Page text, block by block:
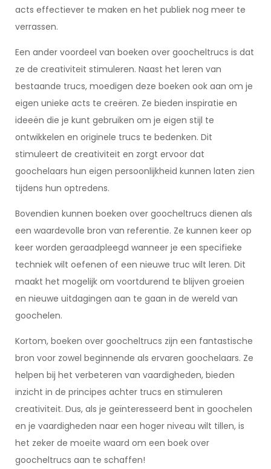
acts effectiever te maken en het publiek nog meer te
verrassen.
Een ander voordeel van boeken over goocheltrucs is dat
ze de creativiteit stimuleren. Naast het leren van
bestaande trucs, moedigen deze boeken ook aan om je
eigen unieke acts te creëren. Ze bieden inspiratie en
ideeën die je kunt gebruiken om je eigen stijl te
ontwikkelen en originele trucs te bedenken. Dit
stimuleert de creativiteit en zorgt ervoor dat
goochelaars hun eigen persoonlijkheid kunnen laten zien
tijdens hun optredens.
Bovendien kunnen boeken over goocheltrucs dienen als
een waardevolle bron van referentie. Ze kunnen keer op
keer worden geraadpleegd wanneer je een specifieke
techniek wilt oefenen of een nieuwe truc wilt leren. Dit
maakt het mogelijk om voortdurend te blijven groeien
en nieuwe uitdagingen aan te gaan in de wereld van
goochelen.
Kortom, boeken over goocheltrucs zijn een fantastische
bron voor zowel beginnende als ervaren goochelaars. Ze
helpen bij het verbeteren van vaardigheden, bieden
inzicht in de principes achter trucs en stimuleren
creativiteit. Dus, als je geïnteresseerd bent in goochelen
en je vaardigheden naar een hoger niveau wilt tillen, is
het zeker de moeite waard om een boek over
goocheltrucs aan te schaffen!